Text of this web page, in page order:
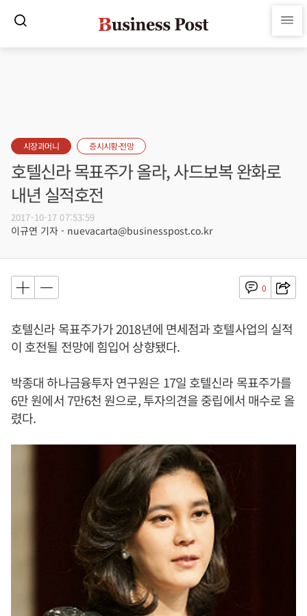
시장과머니 증시시황·전망
호텔신라 목표주가 올라, 사드보복 완화로
내년 실적호전
2017-10-17 07:53:59
이규연 기자 - nuevacarta@businesspost.co.kr
0
호텔신라 목표주가가 2018년에 면세점과 호텔사업의 실적
이 호전될 전망에 힘입어 상향됐다.
박종대 하나금융투자 연구원은 17일 호텔신라 목표주가를
6만 원에서 7만6천 원으로, 투자의견을 중립에서 매수로 올
렸다.